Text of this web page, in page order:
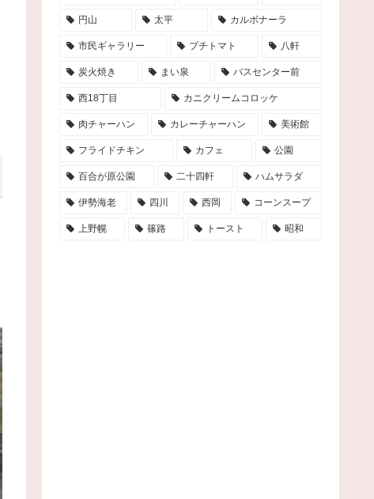
円山 太平 カルボナーラ
市民ギャラリー プチトマト 八軒
炭火焼き まい泉 バスセンター前
西18丁目 カニクリームコロッケ
肉チャーハン カレーチャーハン 美術館
フライドチキン カフェ 公園
百合が原公園 二十四軒 ハムサラダ
伊勢海老 四川 西岡 コーンスープ
上野幌 篠路 トースト 昭和